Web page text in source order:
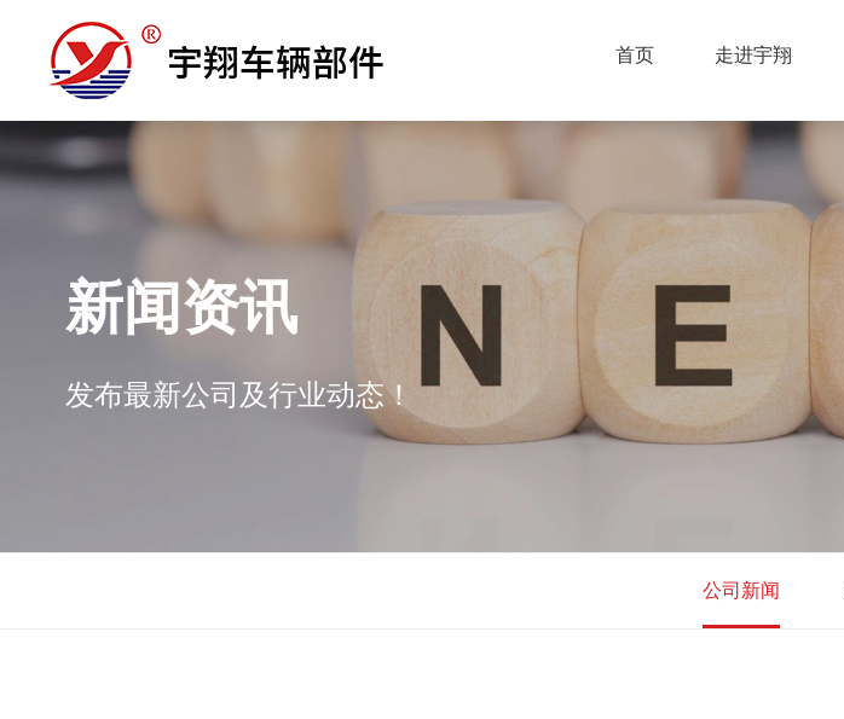
首页 走进宇翔
新闻资讯
发布最新公司及行业动态！
公司新闻